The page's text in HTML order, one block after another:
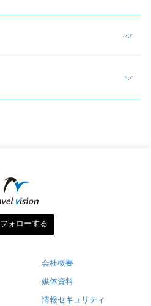
フォローする
会社概要
媒体資料
情報セキュリティ